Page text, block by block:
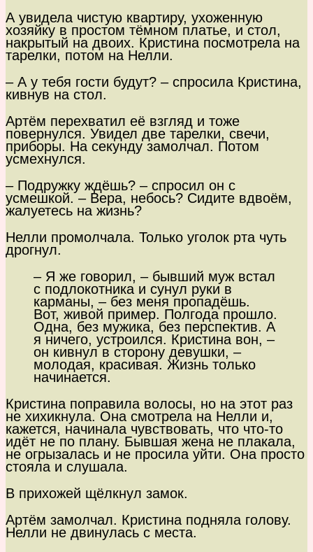
А увидела чистую квартиру, ухоженную
хозяйку в простом тёмном платье, и стол,
накрытый на двоих. Кристина посмотрела на
тарелки, потом на Нелли.
– А у тебя гости будут? – спросила Кристина,
кивнув на стол.
Артём перехватил её взгляд и тоже
повернулся. Увидел две тарелки, свечи,
приборы. На секунду замолчал. Потом
усмехнулся.
– Подружку ждёшь? – спросил он с
усмешкой. – Вера, небось? Сидите вдвоём,
жалуетесь на жизнь?
Нелли промолчала. Только уголок рта чуть
дрогнул.
– Я же говорил, – бывший муж встал
с подлокотника и сунул руки в
карманы, – без меня пропадёшь.
Вот, живой пример. Полгода прошло.
Одна, без мужика, без перспектив. А
я ничего, устроился. Кристина вон, –
он кивнул в сторону девушки, –
молодая, красивая. Жизнь только
начинается.
Кристина поправила волосы, но на этот раз
не хихикнула. Она смотрела на Нелли и,
кажется, начинала чувствовать, что что-то
идёт не по плану. Бывшая жена не плакала,
не огрызалась и не просила уйти. Она просто
стояла и слушала.
В прихожей щёлкнул замок.
Артём замолчал. Кристина подняла голову.
Нелли не двинулась с места.